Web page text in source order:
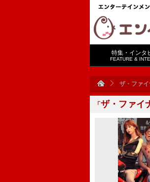
特集・インタ
FEATURE &
ザ・ファ
「ザ・ファイ